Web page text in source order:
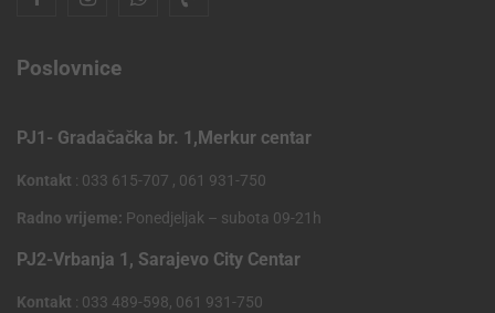
Poslovnice
PJ1- Gradačačka br. 1,Merkur centar
Kontakt : 033 615-707 , 061 931-750
Radno vrijeme: Ponedjeljak – subota 09-21h
PJ2-Vrbanja 1, Sarajevo City Centar
Kontakt : 033 489-598, 061 931-750